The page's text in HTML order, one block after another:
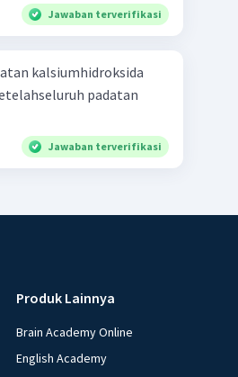
Jawaban terverifikasi
kalsiumhidroksida
padatan
Jawaban terverifikasi
Produk Lainnya
Brain Academy Online
English Academy